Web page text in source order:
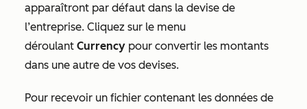
apparaîtront par défaut dans la devise de
l’entreprise. Cliquez sur le menu
déroulant Currency pour convertir les montants
dans une autre de vos devises.
Pour recevoir un fichier contenant les données de